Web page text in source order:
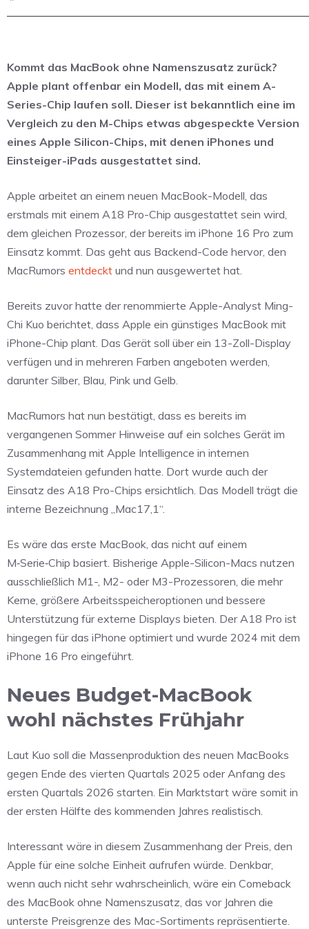
Kommt das MacBook ohne Namenszusatz zurück?
Apple plant offenbar ein Modell, das mit einem A-
Series-Chip laufen soll. Dieser ist bekanntlich eine im
Vergleich zu den M-Chips etwas abgespeckte Version
eines Apple Silicon-Chips, mit denen iPhones und
Einsteiger-iPads ausgestattet sind.
Apple arbeitet an einem neuen MacBook-Modell, das
erstmals mit einem A18 Pro-Chip ausgestattet sein wird,
dem gleichen Prozessor, der bereits im iPhone 16 Pro zum
Einsatz kommt. Das geht aus Backend-Code hervor, den
MacRumors entdeckt und nun ausgewertet hat.
Bereits zuvor hatte der renommierte Apple-Analyst Ming-
Chi Kuo berichtet, dass Apple ein günstiges MacBook mit
iPhone-Chip plant. Das Gerät soll über ein 13-Zoll-Display
verfügen und in mehreren Farben angeboten werden,
darunter Silber, Blau, Pink und Gelb.
MacRumors hat nun bestätigt, dass es bereits im
vergangenen Sommer Hinweise auf ein solches Gerät im
Zusammenhang mit Apple Intelligence in internen
Systemdateien gefunden hatte. Dort wurde auch der
Einsatz des A18 Pro-Chips ersichtlich. Das Modell trägt die
interne Bezeichnung „Mac17,1“.
Es wäre das erste MacBook, das nicht auf einem
M‑Serie‑Chip basiert. Bisherige Apple-Silicon-Macs nutzen
ausschließlich M1-, M2- oder M3-Prozessoren, die mehr
Kerne, größere Arbeitsspeicheroptionen und bessere
Unterstützung für externe Displays bieten. Der A18 Pro ist
hingegen für das iPhone optimiert und wurde 2024 mit dem
iPhone 16 Pro eingeführt.
Neues Budget-MacBook
wohl nächstes Frühjahr
Laut Kuo soll die Massenproduktion des neuen MacBooks
gegen Ende des vierten Quartals 2025 oder Anfang des
ersten Quartals 2026 starten. Ein Marktstart wäre somit in
der ersten Hälfte des kommenden Jahres realistisch.
Interessant wäre in diesem Zusammenhang der Preis, den
Apple für eine solche Einheit aufrufen würde. Denkbar,
wenn auch nicht sehr wahrscheinlich, wäre ein Comeback
des MacBook ohne Namenszusatz, das vor Jahren die
unterste Preisgrenze des Mac-Sortiments repräsentierte.